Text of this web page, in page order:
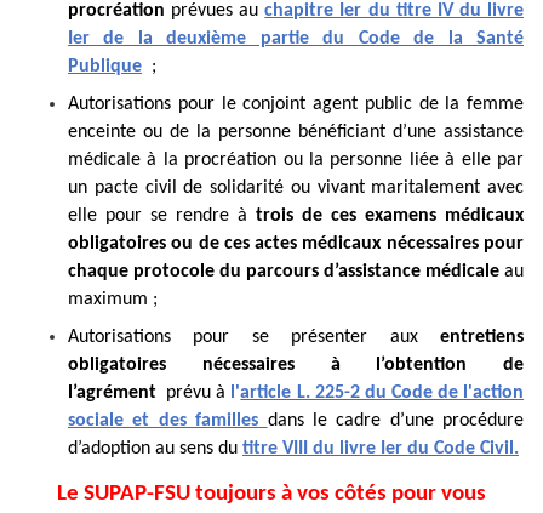
procréation prévues auchapitre Ier du titre IV du livre
Ier de la deuxième partie du Code de la Santé
Publique ;
Autorisations pour le conjoint agent public de la femme
enceinte ou de la personne bénéficiant d’une assistance
médicale à la procréation ou la personne liée à elle par
un pacte civil de solidarité ou vivant maritalement avec
elle pour se rendre à trois de ces examens médicaux
obligatoires ou de ces actes médicaux nécessaires pour
chaque protocole du parcours d’assistance médicale au
maximum ;
Autorisations pour se présenter aux entretiens
obligatoires nécessaires à l’obtention de
l’agrément prévu à l'article L. 225-2 du Code de l'action
sociale et des familles dans le cadre d’une procédure
d’adoption au sens du titre VIII du livre Ier du Code Civil.
Le SUPAP-FSU toujours à vos côtés pour vous